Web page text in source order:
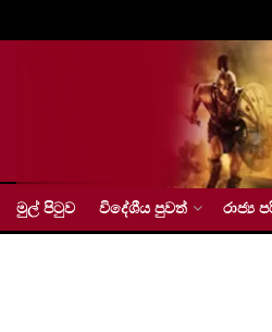
මුල් පිටුව විදේශීය පුවත් රාජ්‍ය